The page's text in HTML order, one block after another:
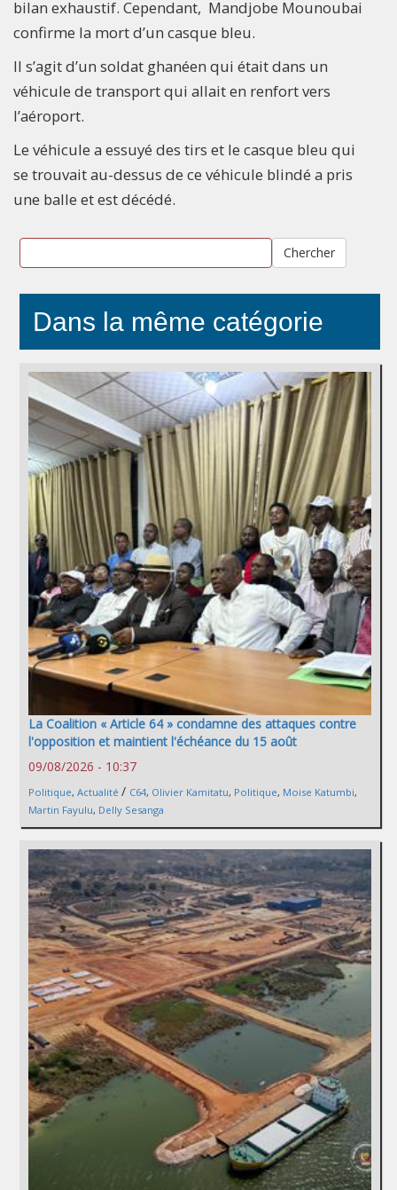
bilan exhaustif. Cependant, Mandjobe Mounoubai
confirme la mort d’un casque bleu.
Il s’agit d’un soldat ghanéen qui était dans un
véhicule de transport qui allait en renfort vers
l’aéroport.
Le véhicule a essuyé des tirs et le casque bleu qui
se trouvait au-dessus de ce véhicule blindé a pris
une balle et est décédé.
Chercher
Dans la même catégorie
La Coalition « Article 64 » condamne des attaques contre
l'opposition et maintient l'échéance du 15 août
09/08/2026 - 10:37
Politique, Actualité / C64, Olivier Kamitatu, Politique, Moise Katumbi,
Martin Fayulu, Delly Sesanga